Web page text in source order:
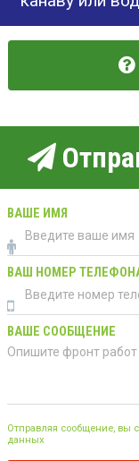
ВАШЕ ИМЯ
ВАШ НОМЕР
ВАШЕ СООБЩЕНИЕ
Отправляя сообщение, вы
данных